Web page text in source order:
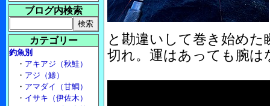
と勘違いして巻き始め
切れ。運はあっても腕は
ブログ内検索
カテゴリー
釣魚別
・ アキアジ（秋鮭）
・ アジ（鯵）
・ アマダイ（甘鯛）
・ イサキ（伊佐木）